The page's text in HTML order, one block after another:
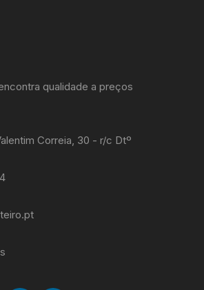
qualidade a preços
Correia, 30 - r/c Dtº